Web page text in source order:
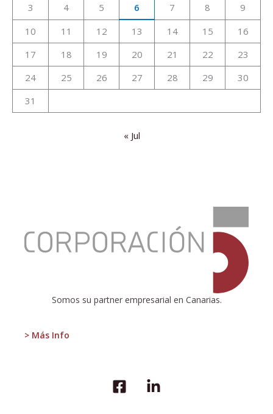
3
4 5 6 7 8
9
10
11 12 13 14 15
16
17
18 19 20 21 22
23
24
25 26 27 28 29
30
31
« Jul
Somos su partner empresarial en Canarias.
> Más Info
de
Fuerteventura,